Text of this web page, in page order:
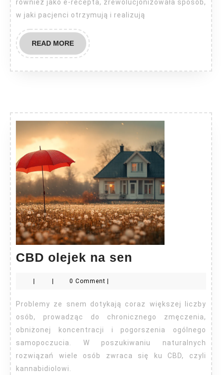
również jako e-recepta, zrewolucjonizowała sposób,
w jaki pacjenci otrzymują i realizują
READ MOREREAD
MORE
CBD olejek na sen
sen
| | 0 Comment |
Problemy ze snem dotykają coraz większej liczby
osób, prowadząc do chronicznego zmęczenia,
obniżonej koncentracji i pogorszenia ogólnego
samopoczucia. W poszukiwaniu naturalnych
rozwiązań wiele osób zwraca się ku CBD, czyli
kannabidiolowi.